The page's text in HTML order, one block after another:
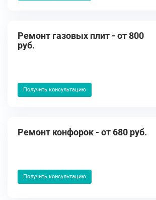
Ремонт газовых плит - от 800
руб.
Получить консультацию
Ремонт конфорок - от 680 руб.
Получить консультацию